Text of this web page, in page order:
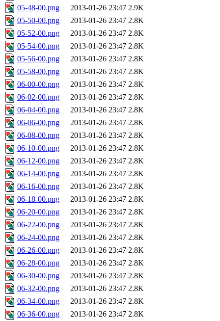
05-48-00.png
2013-01-26 23:47 2.9K
05-50-00.png
2013-01-26 23:47 2.8K
05-52-00.png
2013-01-26 23:47 2.8K
05-54-00.png
2013-01-26 23:47 2.8K
05-56-00.png
2013-01-26 23:47 2.8K
05-58-00.png
2013-01-26 23:47 2.8K
06-00-00.png
2013-01-26 23:47 2.8K
06-02-00.png
2013-01-26 23:47 2.8K
06-04-00.png
2013-01-26 23:47 2.8K
06-06-00.png
2013-01-26 23:47 2.8K
06-08-00.png
2013-01-26 23:47 2.8K
06-10-00.png
2013-01-26 23:47 2.8K
06-12-00.png
2013-01-26 23:47 2.8K
06-14-00.png
2013-01-26 23:47 2.8K
06-16-00.png
2013-01-26 23:47 2.8K
06-18-00.png
2013-01-26 23:47 2.8K
06-20-00.png
2013-01-26 23:47 2.8K
06-22-00.png
2013-01-26 23:47 2.8K
06-24-00.png
2013-01-26 23:47 2.8K
06-26-00.png
2013-01-26 23:47 2.8K
06-28-00.png
2013-01-26 23:47 2.8K
06-30-00.png
2013-01-26 23:47 2.8K
06-32-00.png
2013-01-26 23:47 2.8K
06-34-00.png
2013-01-26 23:47 2.8K
06-36-00.png
2013-01-26 23:47 2.8K